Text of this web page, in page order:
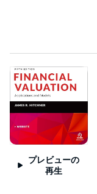
プレビューの
再生